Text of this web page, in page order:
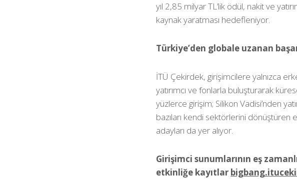
yıl 2,85 milyar TL’lik ödül, nakit ve
kaynak yaratması hedefleniyor.
Türkiye’den globale uzanan
İTÜ Çekirdek, girişimcilere yalnızca
yatırımcı ve fonlarla buluşturarak
yüzlerce girişim; Silikon Vadisi’nden
bazıları kendi sektörlerini dönüştüren
adayları da yer alıyor.
Girişimci sunumlarının eş
etkinliğe kayıtlar